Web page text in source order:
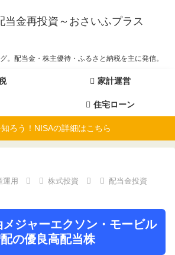
当金再投資～おさいふプラス
。配当金・株主優待・ふるさと納税を主に発信。
家計運営
住宅ローン
ろう！NISAの詳細はこちら
運用 株式投資
配当金投資
メジャーエクソン・モービル
の優良高配当株